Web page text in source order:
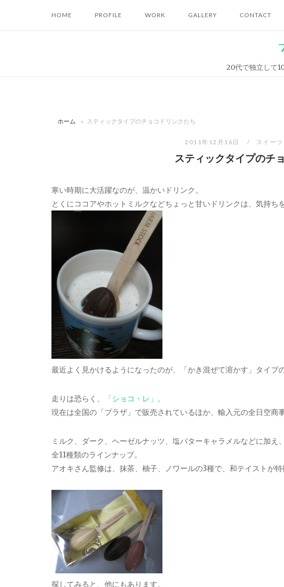
HOME PROFILE WORK GALLERY CONTACT
20代で独立して
ホーム » スティックタイプのチョコドリンクたち
2011年12月16日 スイーツ
スティックタイプのチ
寒い時期に大活躍なのが、温かいドリンク。
とくにココアやホットミルクなどちょっと甘いドリンクは、気持ち
最近よく見かけるようになったのが、「かき混ぜて溶かす」タイプ
走りは恐らく、
「ショコ・レ」。
現在は全国の「プラザ」で販売されているほか、輸入元の全日空商
ミルク、ダーク、ヘーゼルナッツ、塩バターキャラメルなどに加え
全11種類のラインナップ。
アオキさん監修は、抹茶、柚子、ノワールの3種で、和テイストが特
探してみると、他にもあります。